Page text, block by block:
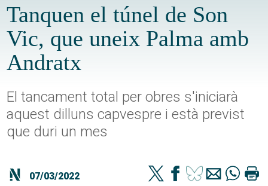
Tanquen el túnel de Son
Vic, que uneix Palma amb
Andratx
El tancament total per obres s'iniciarà
aquest dilluns capvespre i està previst
que duri un mes
07/03/2022